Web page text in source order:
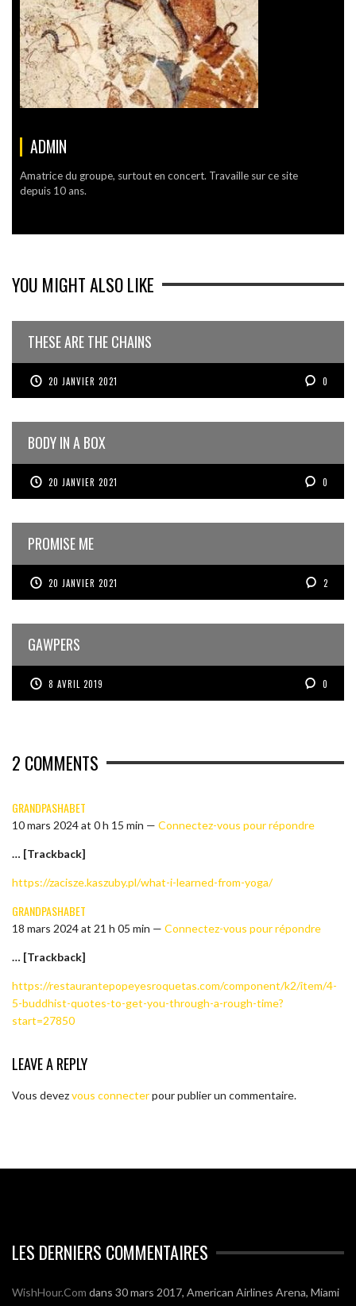
ADMIN
Amatrice du groupe, surtout en concert. Travaille sur ce site
depuis 10 ans.
YOU MIGHT ALSO LIKE
THESE ARE THE CHAINS
20 JANVIER 2021 0
BODY IN A BOX
20 JANVIER 2021 0
PROMISE ME
20 JANVIER 2021 2
GAWPERS
8 AVRIL 2019 0
2 COMMENTS
GRANDPASHABET
10 mars 2024 at 0 h 15 min — Connectez-vous pour répondre
… [Trackback]
https://zacisze.kaszuby.pl/what-i-learned-from-yoga/
GRANDPASHABET
18 mars 2024 at 21 h 05 min — Connectez-vous pour répondre
… [Trackback]
https://restaurantepopeyesroquetas.com/component/k2/item/4-
5-buddhist-quotes-to-get-you-through-a-rough-time?
start=27850
LEAVE A REPLY
Vous devezvous connecterpour publier un commentaire.
LES DERNIERS COMMENTAIRES
WishHour.Com dans 30 mars 2017, American Airlines Arena, Miami